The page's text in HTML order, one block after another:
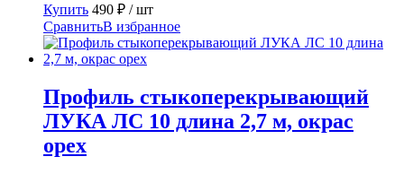
Купить 490 ₽ / шт
СравнитьВ избранное
Профиль стыкоперекрывающий
ЛУКА ЛС 10 длина 2,7 м, окрас
орех